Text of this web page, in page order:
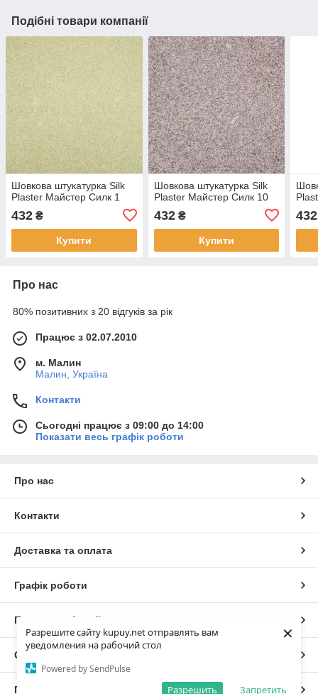
Разрешите сайту kupuy.net отправлять вам
уведомления на рабочий стол
Powered by SendPulse
Запретить
Разрешить
×
Подібні товари компанії
Шовкова штукатурка Silk
Plaster Майстер Силк 1
432 ₴
Купити
Шовкова штукатурка Silk
Plaster Майстер Силк 10
432₴
Купити
432
Про нас
80% позитивних з 20 відгуків за рік
Працює з 02.07.2010
м. Малин
Малин, Україна
Контакти
Сьогодні працює з 09:00 до 14:00
Показати весь графік роботи
Про нас
Контакти
Доставка та оплата
Графік роботи
Повна версія сайту
Сайт створено на маркетплейсі
Політика конфіденційності